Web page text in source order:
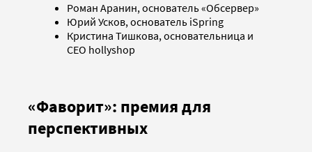
Роман Аранин, основатель «Обсервер»
Юрий Усков, основатель iSpring
Кристина Тишкова, основательница и
СЕО hollyshop
«Фаворит»: премия для
перспективных